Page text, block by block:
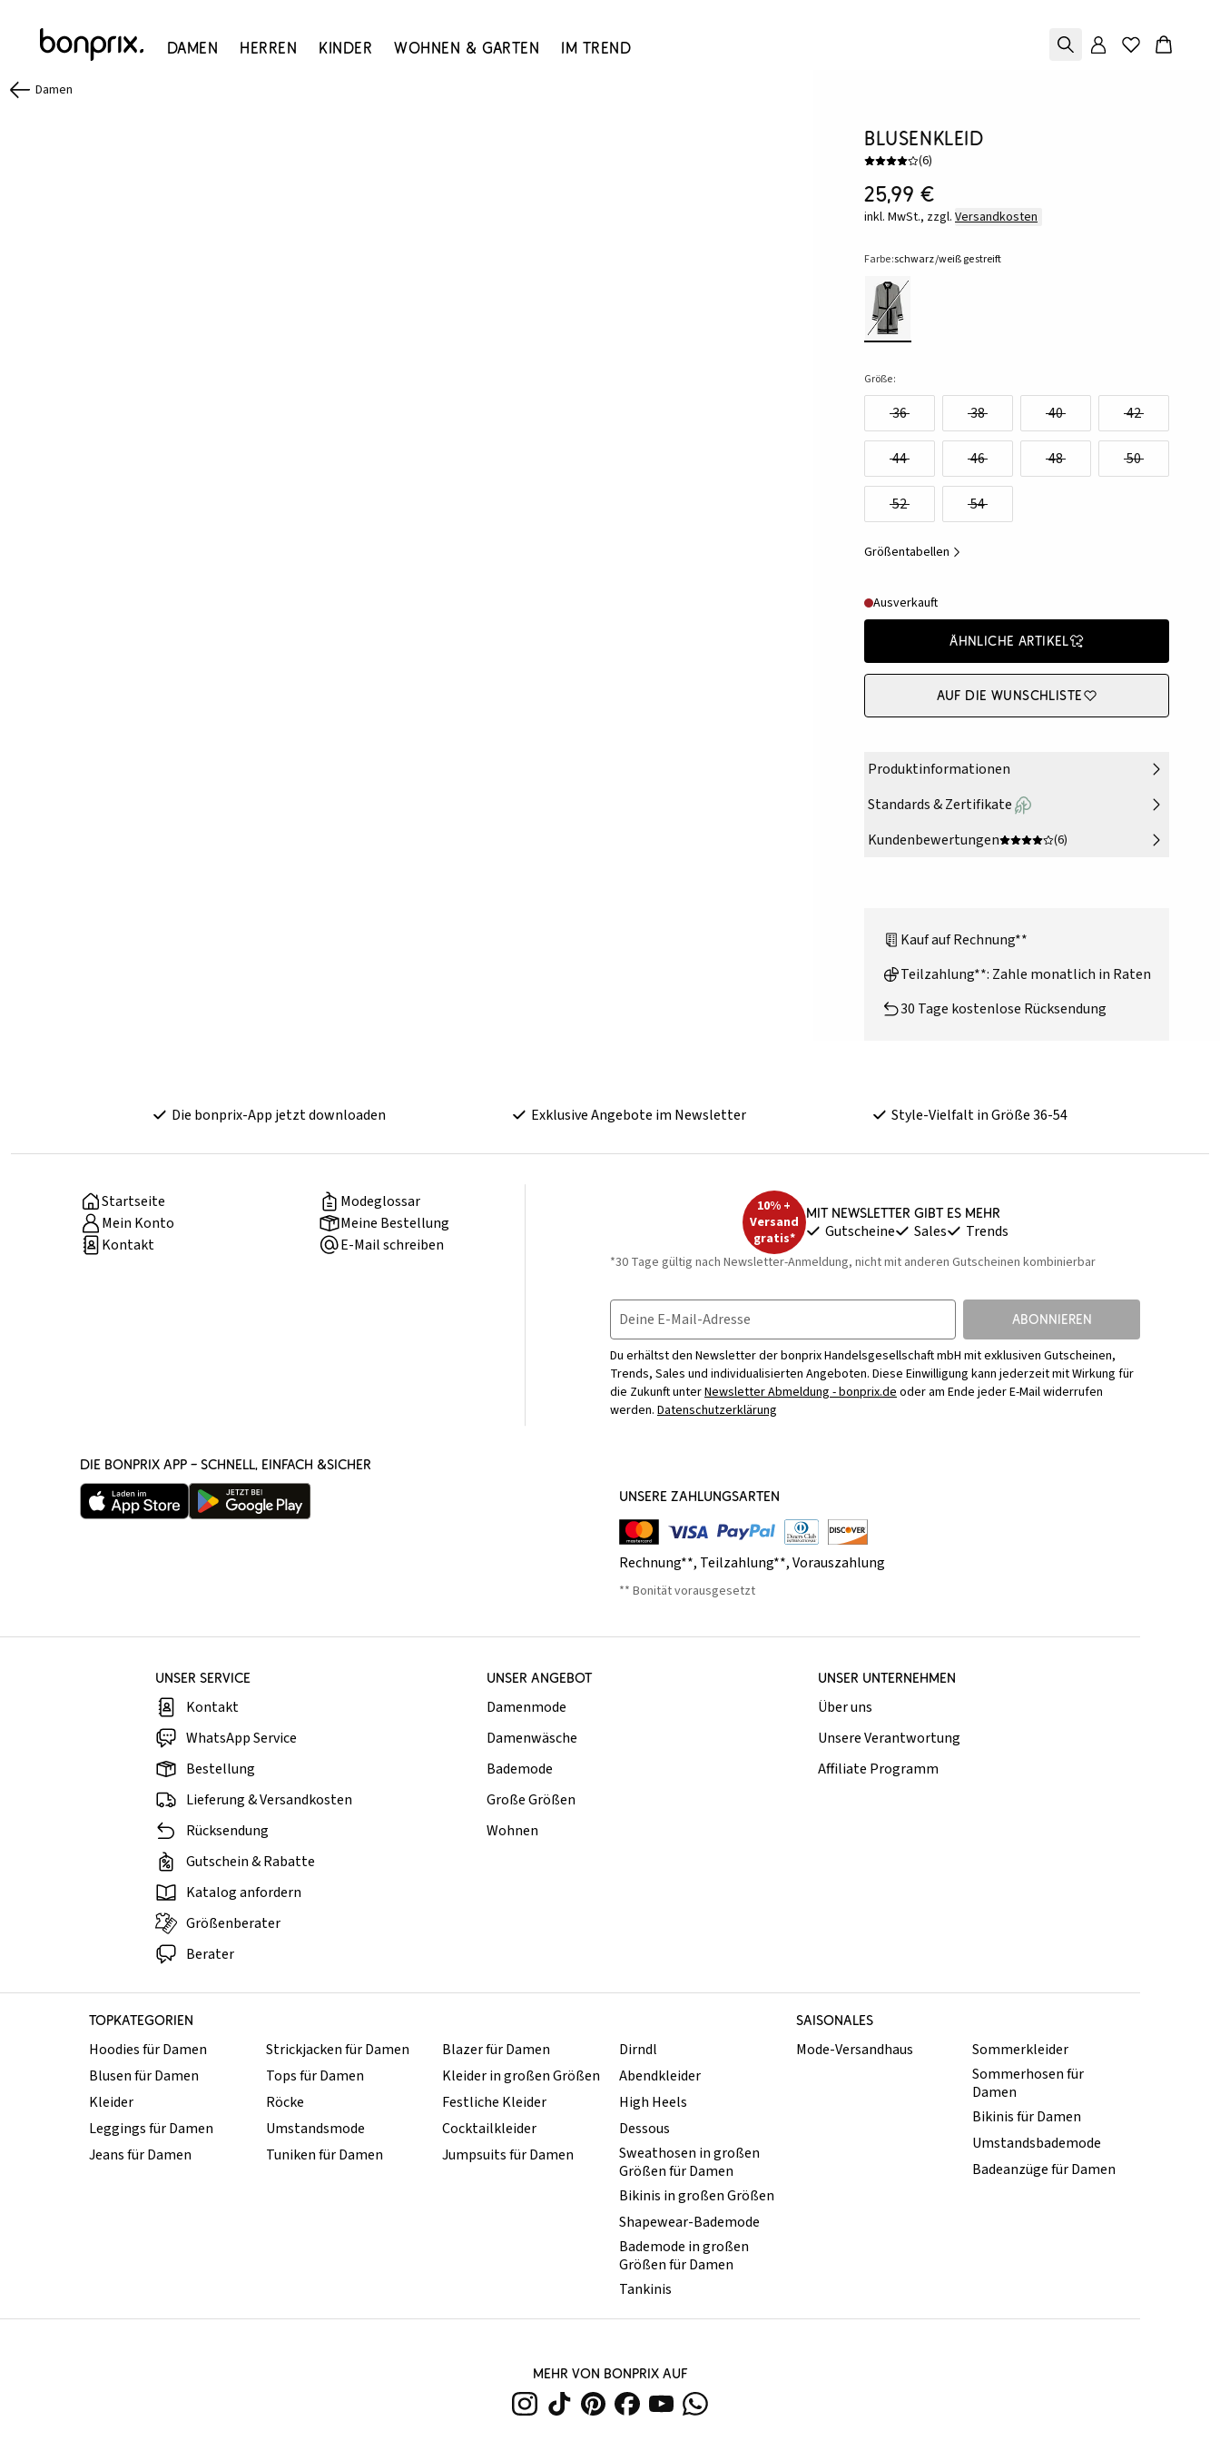
Damen Herren Kinder Wohnen & Garten Im Trend
Damen
Blusenkleid
(6)
25,99 €
inkl. MwSt., zzgl. Versandkosten
Farbe:schwarz/weiß gestreift
Größe:
36 38 40 42
44 46 48 50
52 54
Größentabellen
Ausverkauft
Ähnliche Artikel
Auf die Wunschliste
Produktinformationen
Standards & Zertifikate
Kundenbewertungen
(6)
Kauf auf Rechnung**
Teilzahlung**: Zahle monatlich in Raten
30 Tage kostenlose Rücksendung
Die bonprix-App jetzt downloaden Exklusive Angebote im Newsletter Style-Vielfalt in Größe 36-54
Startseite
Modeglossar
Mein Konto
Meine Bestellung
Kontakt
E-Mail schreiben
10% +
Versand
gratis*
Mit Newsletter gibt es mehr
Gutscheine Sales Trends
*30 Tage gültig nach Newsletter-Anmeldung, nicht mit anderen Gutscheinen kombinierbar
Deine E-Mail-Adresse ABONNIEREN
Du erhältst den Newsletter der bonprix Handelsgesellschaft mbH mit exklusiven Gutscheinen,
Trends, Sales und individualisierten Angeboten. Diese Einwilligung kann jederzeit mit Wirkung für
die Zukunft unterNewsletter Abmeldung - bonprix.deoder am Ende jeder E-Mail widerrufen
werden. Datenschutzerklärung
DIE BONPRIX APP – SCHNELL, EINFACH &SICHER
UNSERE ZAHLUNGSARTEN
Rechnung**, Teilzahlung**,Vorauszahlung
** Bonität vorausgesetzt
UNSER SERVICE
Kontakt
WhatsApp Service
Bestellung
Lieferung & Versandkosten
Rücksendung
Gutschein & Rabatte
Katalog anfordern
Größenberater
Berater
UNSER ANGEBOT
Damenmode
Damenwäsche
Bademode
Große Größen
Wohnen
UNSER UNTERNEHMEN
Über uns
Unsere Verantwortung
Affiliate Programm
TOPKATEGORIEN SAISONALES
Hoodies für Damen
Blusen für Damen
Kleider
Leggings für Damen
Jeans für Damen
Strickjacken für Damen
Tops für Damen
Röcke
Umstandsmode
Tuniken für Damen
Blazer für Damen
Kleider in großen Größen
Festliche Kleider
Cocktailkleider
Jumpsuits für Damen
Dirndl
Abendkleider
High Heels
Dessous
Sweathosen in großen
Größen für Damen
Mode-Versandhaus
Sommerkleider
Sommerhosen für
Damen
Bikinis für Damen
Umstandsbademode
Badeanzüge für Damen
Bikinis in großen Größen
Shapewear-Bademode
Bademode in großen
Größen für Damen
Tankinis
MEHR VON BONPRIX AUF